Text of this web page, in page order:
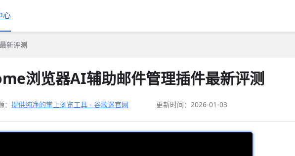
心
新评测
浏览器AI辅助邮件管理插件最新评测
提供纯净的掌上浏览工具 - 谷歌迷官网 更新时间：2026-01-03